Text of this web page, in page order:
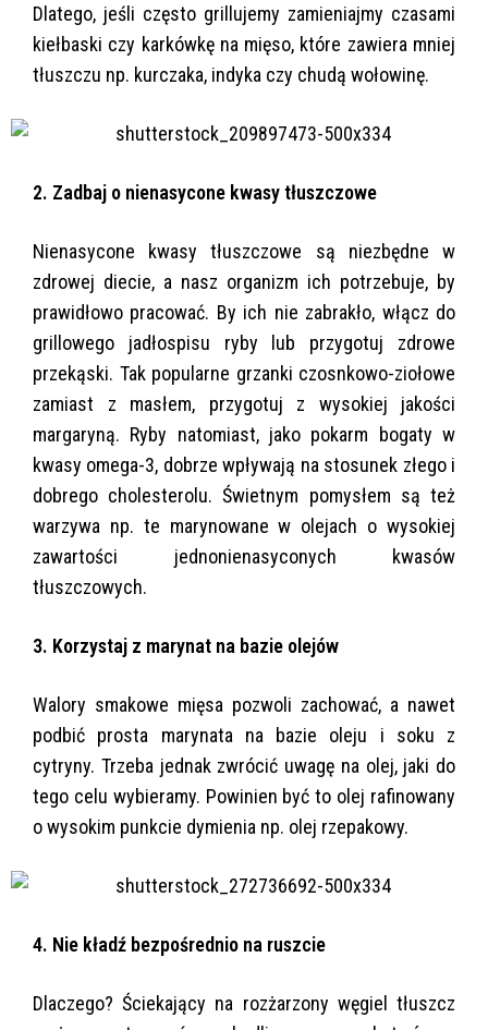
Dlatego, jeśli często grillujemy zamieniajmy czasami
kiełbaski czy karkówkę na mięso, które zawiera mniej
tłuszczu np. kurczaka, indyka czy chudą wołowinę.
2. Zadbaj o nienasycone kwasy tłuszczowe
Nienasycone kwasy tłuszczowe są niezbędne w
zdrowej diecie, a nasz organizm ich potrzebuje, by
prawidłowo pracować. By ich nie zabrakło, włącz do
grillowego jadłospisu ryby lub przygotuj zdrowe
przekąski. Tak popularne grzanki czosnkowo-ziołowe
zamiast z masłem, przygotuj z wysokiej jakości
margaryną. Ryby natomiast, jako pokarm bogaty w
kwasy omega-3, dobrze wpływają na stosunek złego i
dobrego cholesterolu. Świetnym pomysłem są też
warzywa np. te marynowane w olejach o wysokiej
zawartości jednonienasyconych kwasów
tłuszczowych.
3. Korzystaj z marynat na bazie olejów
Walory smakowe mięsa pozwoli zachować, a nawet
podbić prosta marynata na bazie oleju i soku z
cytryny. Trzeba jednak zwrócić uwagę na olej, jaki do
tego celu wybieramy. Powinien być to olej rafinowany
o wysokim punkcie dymienia np. olej rzepakowy.
4. Nie kładź bezpośrednio na ruszcie
Dlaczego? Ściekający na rozżarzony węgiel tłuszcz